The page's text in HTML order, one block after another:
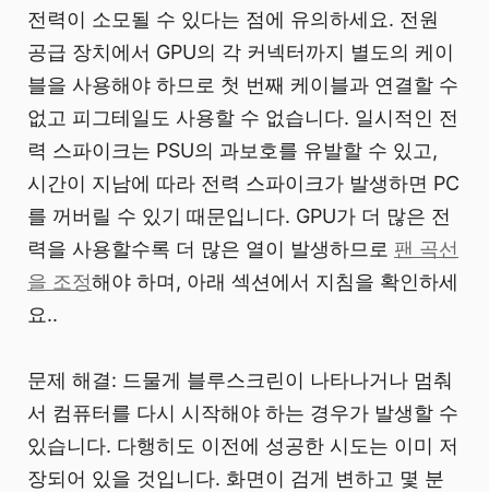
전력이 소모될 수 있다는 점에 유의하세요. 전원
공급 장치에서 GPU의 각 커넥터까지 별도의 케이
블을 사용해야 하므로 첫 번째 케이블과 연결할 수
없고 피그테일도 사용할 수 없습니다. 일시적인 전
력 스파이크는 PSU의 과보호를 유발할 수 있고,
시간이 지남에 따라 전력 스파이크가 발생하면 PC
를 꺼버릴 수 있기 때문입니다. GPU가 더 많은 전
력을 사용할수록 더 많은 열이 발생하므로 팬 곡선
을 조정해야 하며, 아래 섹션에서 지침을 확인하세
요..
문제 해결: 드물게 블루스크린이 나타나거나 멈춰
서 컴퓨터를 다시 시작해야 하는 경우가 발생할 수
있습니다. 다행히도 이전에 성공한 시도는 이미 저
장되어 있을 것입니다. 화면이 검게 변하고 몇 분